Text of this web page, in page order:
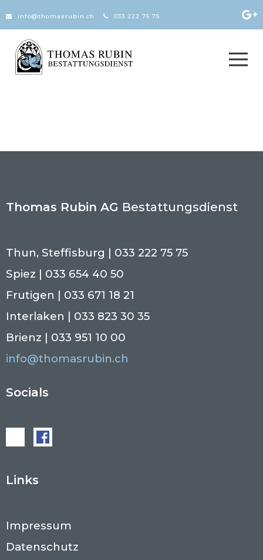
info@thomasrubin.ch 033 222 75 75
Thomas Rubin AG Bestattungsdienst
Thun, Steffisburg | 033 222 75 75
Spiez | 033 654 40 50
Frutigen | 033 671 18 21
Interlaken | 033 823 30 35
Brienz | 033 951 10 00
info@thomasrubin.ch
Socials
Links
Impressum
Datenschutz